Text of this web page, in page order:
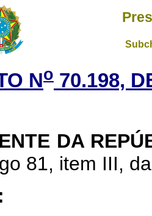
No 70.198,
DA
81, item III,